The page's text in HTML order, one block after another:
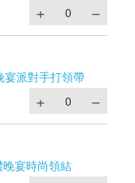
宴派對手打領帶
宴時尚領結